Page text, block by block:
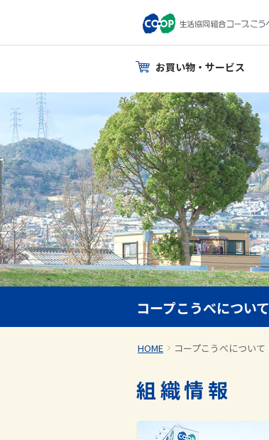
お買い物・サービス
コープこうべについて
HOME コープこうべについて
組織情報